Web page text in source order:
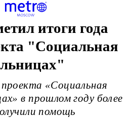
итоги года
"Социальная
«Социальная
в прошлом году более
помощь